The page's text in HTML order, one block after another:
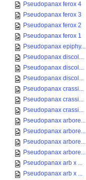
Pseudopanax ferox 4
Pseudopanax ferox 3
Pseudopanax ferox 2
Pseudopanax ferox 1
Pseudopanax epiphy...
Pseudopanax discol...
Pseudopanax discol...
Pseudopanax discol...
Pseudopanax crassi...
Pseudopanax crassi...
Pseudopanax crassi...
Pseudopanax arbore...
Pseudopanax arbore...
Pseudopanax arbore...
Pseudopanax arbore...
Pseudopanax arb x ...
Pseudopanax arb x ...